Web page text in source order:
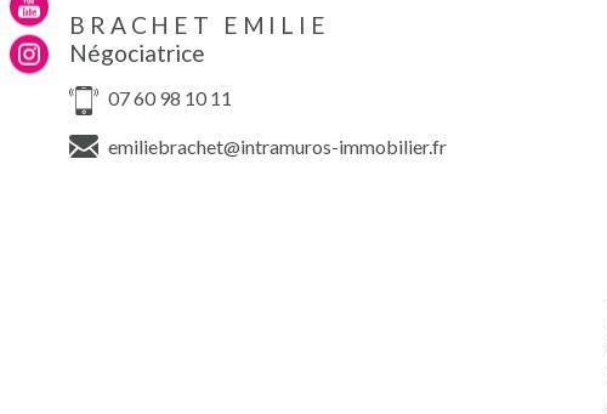
BRACHET EMILIE
Négociatrice
07 60 98 10 11
emiliebrachet@intramuros-immobilier.fr